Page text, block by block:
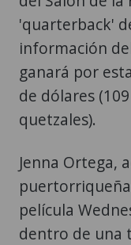
'quarterback'
información
ganará por
de dólares
quetzales).
Jenna Ortega,
película
dentro de una